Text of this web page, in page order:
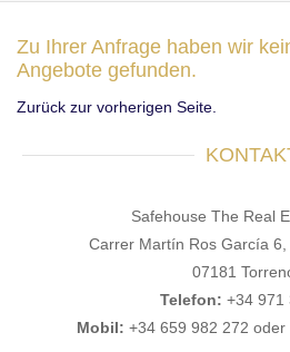
Zu Ihrer Anfrage haben wir
Angebote gefunden.
Zurück zur vorherigen Seite.
Safehouse The Real
Carrer Martín Ros García
07181
Telefon: +34 971
Mobil: +34 659 982 272